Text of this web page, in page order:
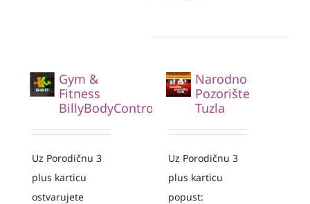
Gym &
Fitness
BillyBodyControl
Uz Porodičnu 3
plus karticu
ostvarujete
Narodno
Pozorište
Tuzla
Uz Porodičnu 3
plus karticu
popust: